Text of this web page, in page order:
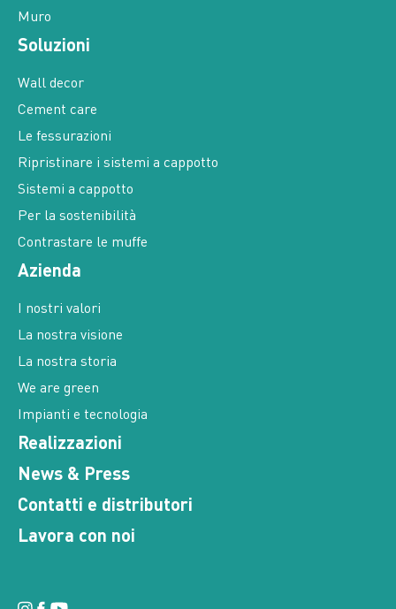
Muro
Soluzioni
Wall decor
Cement care
Le fessurazioni
Ripristinare i sistemi a cappotto
Sistemi a cappotto
Per la sostenibilità
Contrastare le muffe
Azienda
I nostri valori
La nostra visione
La nostra storia
We are green
Impianti e tecnologia
Realizzazioni
News & Press
Contatti e distributori
Lavora con noi